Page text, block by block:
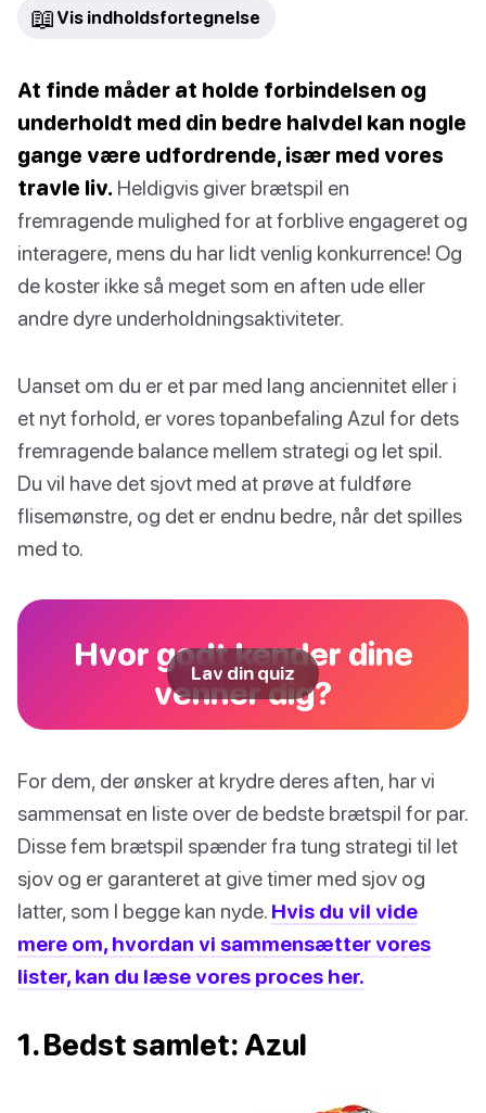
📖 Vis indholdsfortegnelse
At finde måder at holde forbindelsen og
underholdt med din bedre halvdel kan nogle
gange være udfordrende, især med vores
travle liv. Heldigvis giver brætspil en
fremragende mulighed for at forblive engageret og
interagere, mens du har lidt venlig konkurrence! Og
de koster ikke så meget som en aften ude eller
andre dyre underholdningsaktiviteter.
Uanset om du er et par med lang anciennitet eller i
et nyt forhold, er vores topanbefaling Azul for dets
fremragende balance mellem strategi og let spil.
Du vil have det sjovt med at prøve at fuldføre
flisemønstre, og det er endnu bedre, når det spilles
med to.
Hvor godt kender dine
venner dig?
Lav din quiz
For dem, der ønsker at krydre deres aften, har vi
sammensat en liste over de bedste brætspil for par.
Disse fem brætspil spænder fra tung strategi til let
sjov og er garanteret at give timer med sjov og
latter, som I begge kan nyde. Hvis du vil vide
mere om, hvordan vi sammensætter vores
lister, kan du læse vores proces her.
1. Bedst samlet: Azul